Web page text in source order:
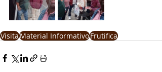
VisitaMaterial InformativoFrutifica